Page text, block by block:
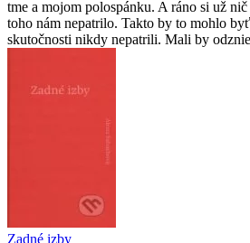
tme a mojom polospánku. A ráno si už
toho nám nepatrilo. Takto by to mohlo
skutočnosti nikdy nepatrili. Mali by
Zadné izby